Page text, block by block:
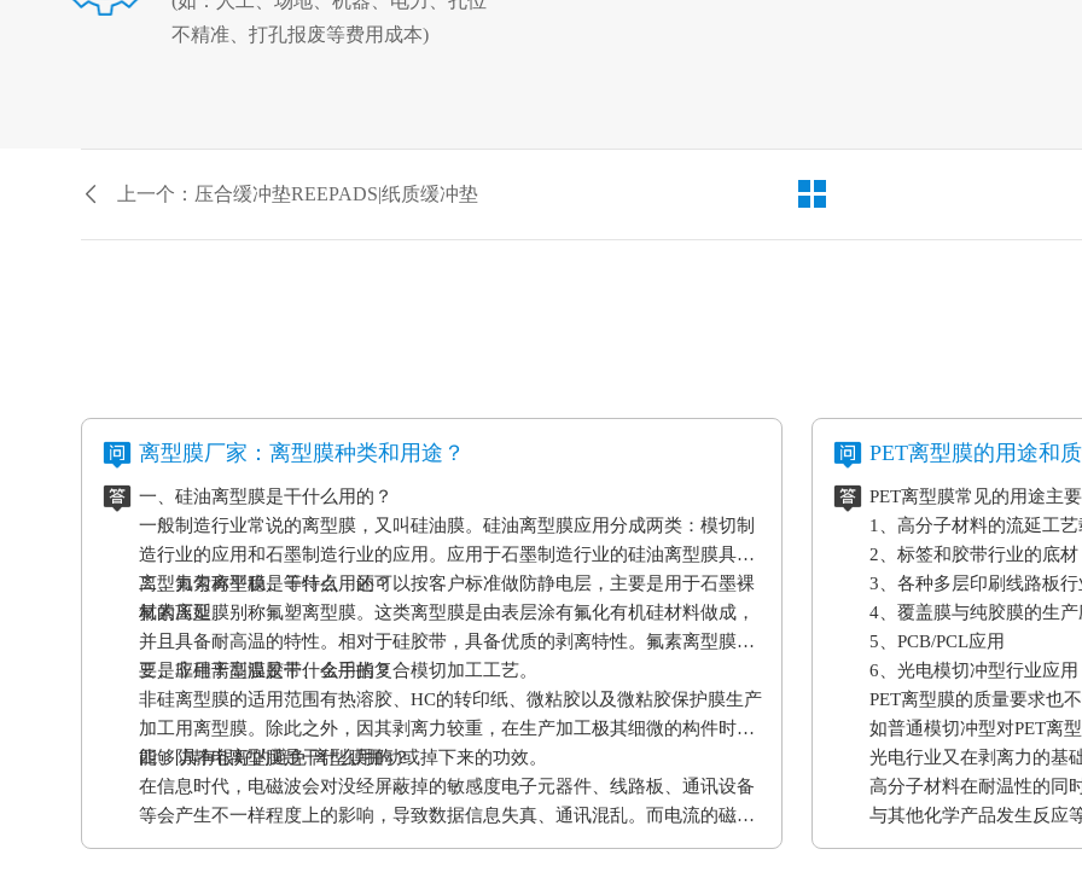
不精准、打孔报废等费用成本)
上一个：压合缓冲垫REEPADS|纸质缓冲垫
离型膜厂家：离型膜种类和用途？
一、硅油离型膜是干什么用的？
一般制造行业常说的离型膜，又叫硅油膜。硅油离型膜应用分成两类：模切制
造行业的应用和石墨制造行业的应用。应用于石墨制造行业的硅油离型膜具备
离型力匀称平稳、等特点，还可以按客户标准做防静电层，主要是用于石墨裸
材的压延。
二、氟素离型膜是干什么用的？
氟素离型膜别称氟塑离型膜。这类离型膜是由表层涂有氟化有机硅材料做成，
并且具备耐高温的特性。相对于硅胶带，具备优质的剥离特性。氟素离型膜主
要是应用于高温胶带、金手指复合模切加工工艺。
三、非硅离型膜是干什么用的？
非硅离型膜的适用范围有热溶胶、HC的转印纸、微粘胶以及微粘胶保护膜生产
加工用离型膜。除此之外，因其剥离力较重，在生产加工极其细微的构件时，
能够 具有很好的避免 离型膜挪动或掉下来的功效。
四、防静电离型膜是干什么用的？
在信息时代，电磁波会对没经屏蔽掉的敏感度电子元器件、线路板、通讯设备
等会产生不一样程度上的影响，导致数据信息失真、通讯混乱。而电流的磁效
应和磨擦产生的静电感应对各种各样敏感元件、仪表设备、一些化工原材料
PET离型膜的用途和
PET离型膜常见的用途主
1、高分子材料的流延工
2、标签和胶带行业的底材
3、各种多层印刷线路板
4、覆盖膜与纯胶膜的生产
5、PCB/PCL应用
6、光电模切冲型行业应用
PET离型膜的质量要求也不
如普通模切冲型对PET离
光电行业又在剥离力的基
高分子材料在耐温性的同
与其他化学产品发生反应等